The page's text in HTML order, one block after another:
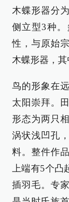
木蝶形器分
侧立型3种
性，与原始
木蝶形器，其
鸟的形象在
太阳崇拜。
形态为两只
涡状浅凹孔
料。整件作
上端有5个凸
插羽毛。专